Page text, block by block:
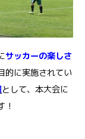
サッカーの楽しさ
的に実施されてい
として、本大会に